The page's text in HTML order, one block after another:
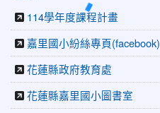
114學年度課程計畫
嘉里國小紛絲專頁(facebook)
花蓮縣政府教育處
花蓮縣嘉里國小圖書室